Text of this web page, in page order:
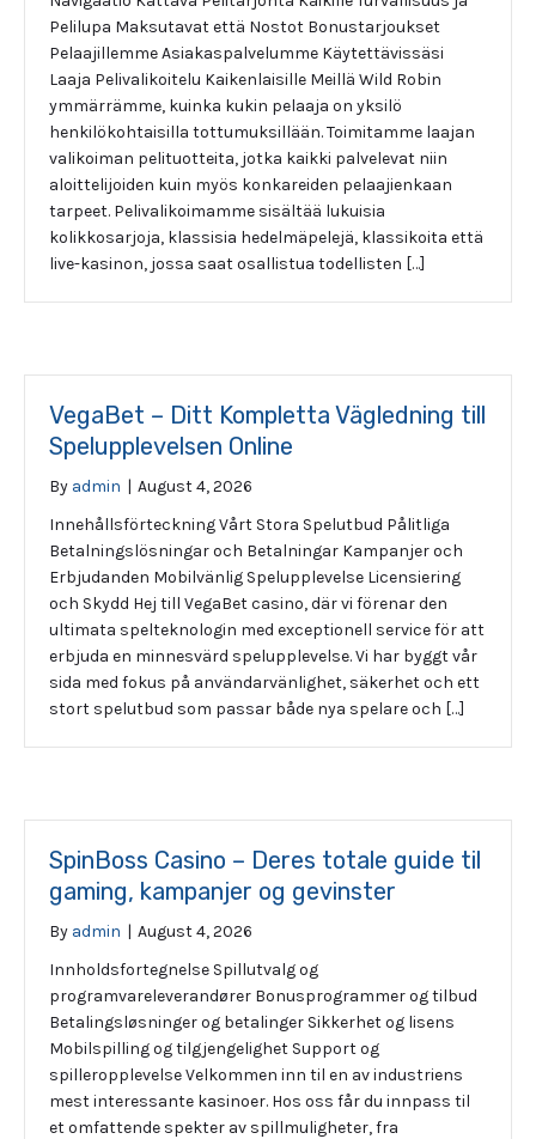
Pelilupa Maksutavat että Nostot Bonustarjoukset
Pelaajillemme Asiakaspalvelumme Käytettävissäsi
Laaja Pelivalikoitelu Kaikenlaisille Meillä Wild Robin
ymmärrämme, kuinka kukin pelaaja on yksilö
henkilökohtaisilla tottumuksillään. Toimitamme laajan
valikoiman pelituotteita, jotka kaikki palvelevat niin
aloittelijoiden kuin myös konkareiden pelaajienkaan
tarpeet. Pelivalikoimamme sisältää lukuisia
kolikkosarjoja, klassisia hedelmäpelejä, klassikoita että
live-kasinon, jossa saat osallistua todellisten […]
VegaBet – Ditt Kompletta Vägledning till
Spelupplevelsen Online
By admin | August 4, 2026
Innehållsförteckning Vårt Stora Spelutbud Pålitliga
Betalningslösningar och Betalningar Kampanjer och
Erbjudanden Mobilvänlig Spelupplevelse Licensiering
och Skydd Hej till VegaBet casino, där vi förenar den
ultimata spelteknologin med exceptionell service för att
erbjuda en minnesvärd spelupplevelse. Vi har byggt vår
sida med fokus på användarvänlighet, säkerhet och ett
stort spelutbud som passar både nya spelare och […]
SpinBoss Casino – Deres totale guide til
gaming, kampanjer og gevinster
By admin | August 4, 2026
Innholdsfortegnelse Spillutvalg og
programvareleverandører Bonusprogrammer og tilbud
Betalingsløsninger og betalinger Sikkerhet og lisens
Mobilspilling og tilgjengelighet Support og
spilleropplevelse Velkommen inn til en av industriens
mest interessante kasinoer. Hos oss får du innpass til
et omfattende spekter av spillmuligheter, fra